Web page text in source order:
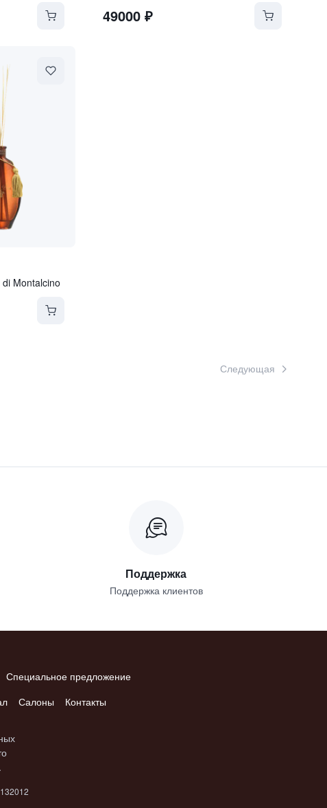
49000 ₽
Montalcino
Следующая
Поддержка
Поддержка клиентов
Специальное предложение
Салоны Контакты